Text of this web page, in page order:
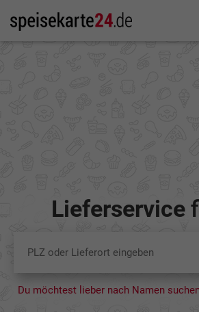
Lieferservice
Du möchtest lieber nach Namen